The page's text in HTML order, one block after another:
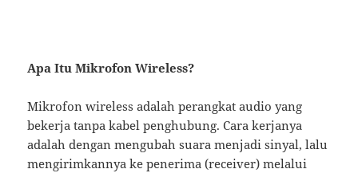
Apa Itu Mikrofon Wireless?
Mikrofon wireless adalah perangkat audio yang
bekerja tanpa kabel penghubung. Cara kerjanya
adalah dengan mengubah suara menjadi sinyal, lalu
mengirimkannya ke penerima (receiver) melalui